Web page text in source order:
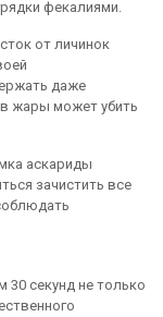
фекалиями.
от личинок
даже
жары может убить
аскариды
зачистить все
секунд не только